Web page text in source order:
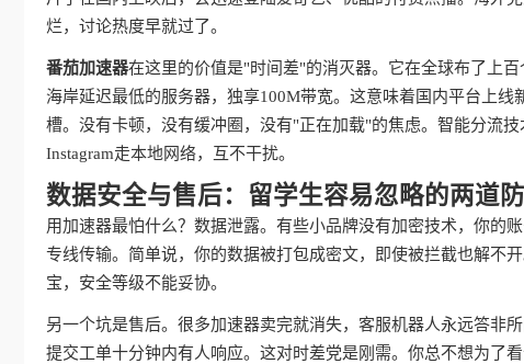
烂，讨论热度早就过了。
番茄加速器在这里的价值是"时间差"的消灭器。它在全球布了上
海岸延迟最低的服务器，独享100M带宽。这意味着国内平台上
槽。没有卡顿，没有缓冲圈，没有"正在加载"的焦虑。智能分流
Instagram走本地网络，互不干扰。
数据安全与售后：留学生容易忽略的两道
用加速器最怕什么？数据泄露。有些小品牌没有加密技术，你的
专线传输。简单说，你的数据被打包成密文，即使被拦截也解
宝，安全等级不能妥协。
另一个坑是售后。很多加速器卖完就消失，客服机器人永远答非所
提交工单十分钟内有人响应。这对时差党是刚需。你总不想为了